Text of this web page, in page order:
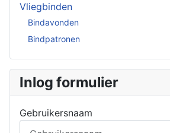
Vliegbinden
Bindavonden
Bindpatronen
Inlog formulier
Gebruikersnaam